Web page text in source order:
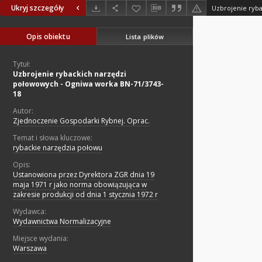
Ukryj szczegóły
Opis obiektu Lista plików
Tytuł:
Uzbrojenie rybackich narzędzi
połowowych - Ogniwa worka BN-71/3743-
18
Autor:
Zjednoczenie Gospodarki Rybnej. Oprac.
Temat i słowa kluczowe:
rybackie narzędzia połowu
Opis:
Ustanowiona przez Dyrektora ZGR dnia 19
maja 1971 r jako norma obowiązująca w
zakresie produkcji od dnia 1 stycznia 1972 r
Wydawca:
Wydawnictwa Normalizacyjne
Miejsce wydania:
Warszawa